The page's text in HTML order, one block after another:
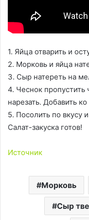
1. Яйца отварить и
2. Морковь и яйца
3. Сыр натереть на
4. Чеснок пропустить
нарезать. Добавить
5. Посолить по вкусу
Салат-закуска готов!
Источник
Морковь
Сыр